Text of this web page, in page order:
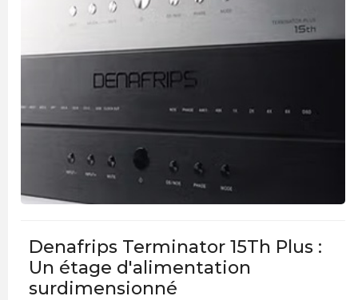
Denafrips Terminator 15Th Plus :
Un étage d'alimentation
surdimensionné